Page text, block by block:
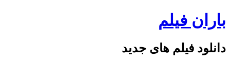
Skip
to
content
باران فیلم
دانلود فیلم های جدید